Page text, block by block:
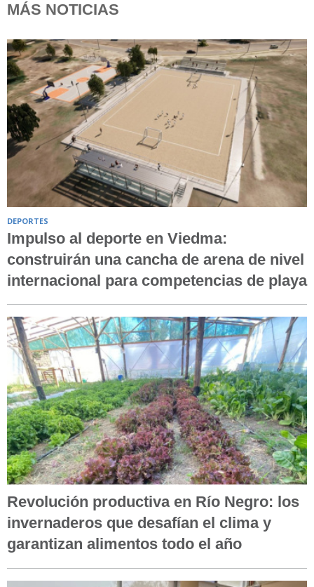
MÁS NOTICIAS
DEPORTES
Impulso al deporte en Viedma:
construirán una cancha de arena de nivel
internacional para competencias de playa
Revolución productiva en Río Negro: los
invernaderos que desafían el clima y
garantizan alimentos todo el año